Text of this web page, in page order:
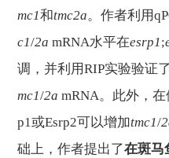
mc1和tmc2a。作者利用
c1/2a mRNA水平在esrp1;
调，并利用RIP实验验证
mc1/2a mRNA。此外，
p1或Esrp2可以增加tmc1/2
础上，作者提出了在斑马